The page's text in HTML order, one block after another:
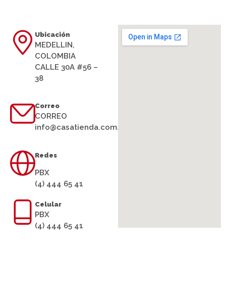
Ubicación
MEDELLIN,
COLOMBIA
CALLE 30A #56 –
38
Correo
CORREO
info@casatienda.com.co
Redes
PBX
(4) 444 65 41
Celular
PBX
(4) 444 65 41